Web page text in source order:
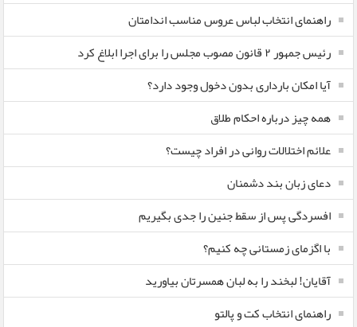
راهنمای انتخاب لباس عروس مناسب اندامتان
رئیس جمهور ۲ قانون مصوب مجلس را برای اجرا ابلاغ کرد
آیا امکان بارداری بدون دخول وجود دارد؟
همه چیز درباره احکام طلاق
علائم اختلالات روانی در افراد چیست؟
دعای زبان بند دشمنان
افسردگی پس از سقط جنین را جدی بگیریم
با اگزمای زمستانی چه کنیم؟
آقایان! لبخند را به لبان همسرتان بیاورید
راهنمای انتخاب کت و پالتو